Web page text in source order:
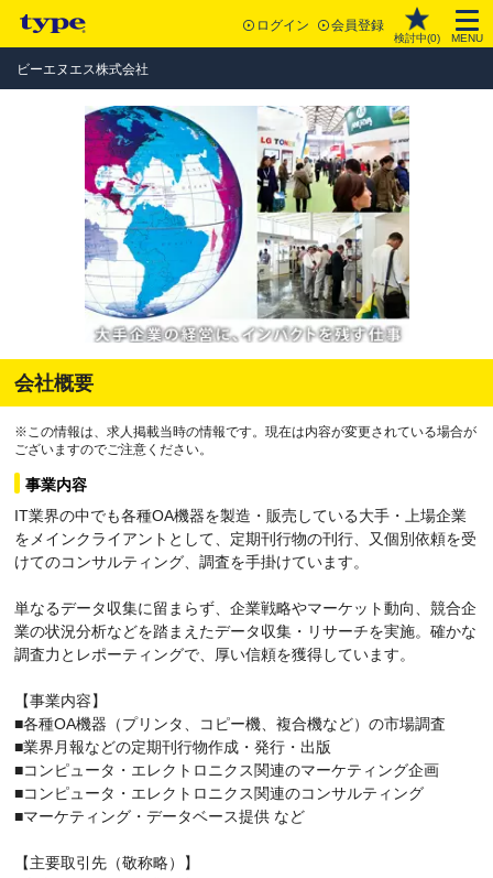
ログイン 会員登録
検討中(0) MENU
ビーエヌエス株式会社
会社概要
※この情報は、求人掲載当時の情報です。現在は内容が変更されている場合が
ございますのでご注意ください。
事業内容
IT業界の中でも各種OA機器を製造・販売している大手・上場企業
をメインクライアントとして、定期刊行物の刊行、又個別依頼を受
けてのコンサルティング、調査を手掛けています。
単なるデータ収集に留まらず、企業戦略やマーケット動向、競合企
業の状況分析などを踏まえたデータ収集・リサーチを実施。確かな
調査力とレポーティングで、厚い信頼を獲得しています。
【事業内容】
■各種OA機器（プリンタ、コピー機、複合機など）の市場調査
■業界月報などの定期刊行物作成・発行・出版
■コンピュータ・エレクトロニクス関連のマーケティング企画
■コンピュータ・エレクトロニクス関連のコンサルティング
■マーケティング・データベース提供 など
【主要取引先（敬称略）】